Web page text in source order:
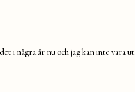
i några år nu och jag kan inte vara